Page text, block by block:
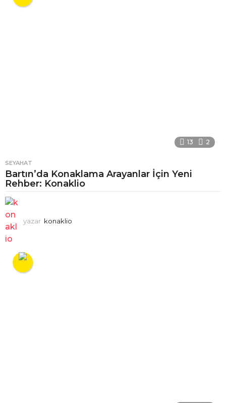
13 2
SEYAHAT
Bartın’da Konaklama Arayanlar İçin Yeni
Rehber: Konaklio
yazar konaklio